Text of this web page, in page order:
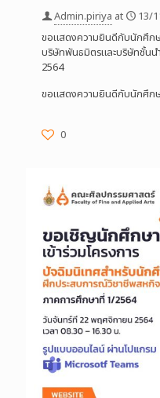
Admin.piriya at
13/
ขอแสดงความยินดีกับนักศึกษ
บริษัทพันธมิตรและบริษัทชั้นน
2564
ขอแสดงความยินดีกับนักศึก
0